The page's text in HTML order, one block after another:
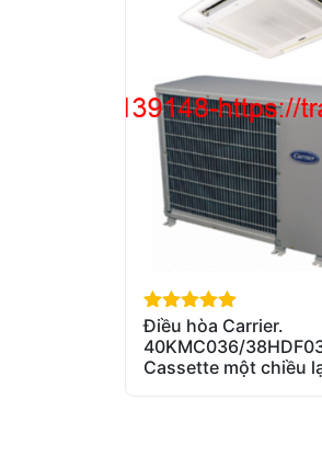
out of 5
Điều hòa Carrier.
40KMC036/
Cassette một chiều